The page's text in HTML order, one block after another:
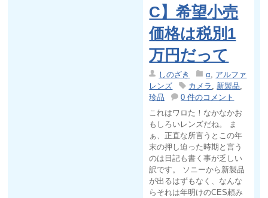
C】希望小売
価格は税別1
万円だって
しのざき α
アルファ
レンズ
カメラ 新製品
珍品
0 件のコメント
これはワロた！なかなかお
もしろいレンズだね。 ま
ぁ、正直な所言うとこの年
末の押し迫った時期と言う
のは日記も書く事が乏しい
訳です。 ソニーから新製品
が出るはずもなく、なんな
らそれは年明けのCES頼み